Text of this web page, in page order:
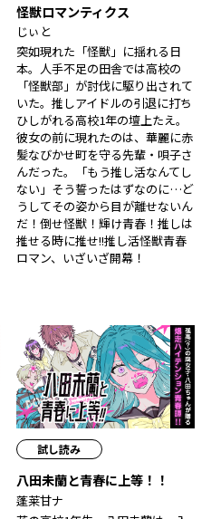
怪獣ロマンティクス
じぃと
突如現れた「怪獣」に揺れる日
本。人手不足の田舎では高校の
「怪獣部」が討伐に駆り出されて
いた。推しアイドルの引退に打ち
ひしがれる高校1年の壇上たえ。
彼女の前に現れたのは、華麗に赤
髪なびかせ町を守る先輩・唄子さ
んだった。「もう推し活なんてし
ない」そう誓ったはずなのに…ど
うしてその姿から目が離せないん
だ！倒せ怪獣！輝け青春！推しは
推せる時に推せ!!推し活怪獣青春
ロマン、いざいざ開幕！
試し読み
八田未蘭と青春に上等！！
蓬莱甘ナ